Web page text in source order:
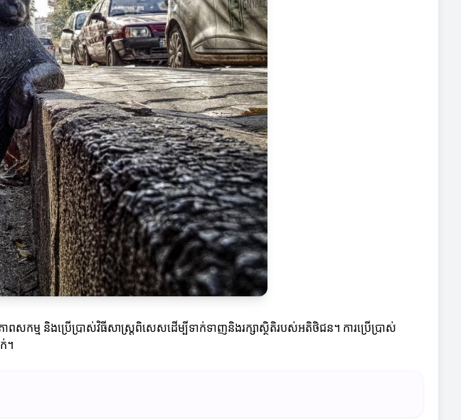
សកម្ម និងប្រើប្រាស់វិធីសាស្ត្រពិសេសដើម្បីទាក់ទាញ​និងរក្សាស្ថិតិរបស់អតិថិជន។ ការប្រើប្រាស់
។